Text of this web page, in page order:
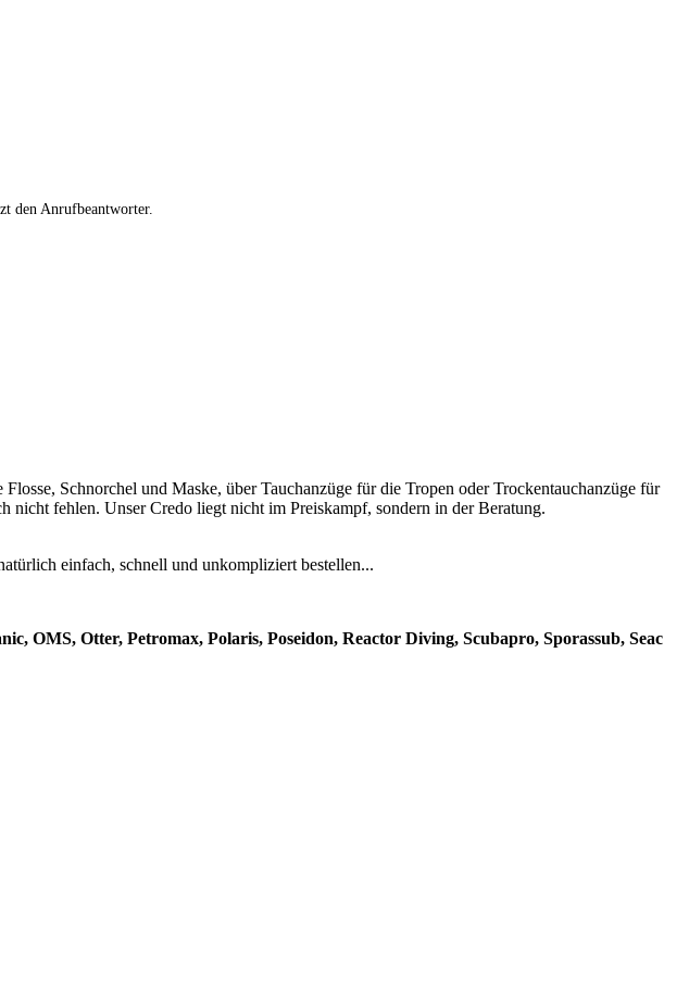
den Anrufbeantworter.
Schnorchel und Maske, über Tauchanzüge für die Tropen oder Trockentauchanzüge für
fehlen. Unser Credo liegt nicht im Preiskampf, sondern in der Beratung.
einfach, schnell und unkompliziert bestellen...
OMS, Otter, Petromax, Polaris, Poseidon, Reactor Diving, Scubapro, Sporassub, Seac